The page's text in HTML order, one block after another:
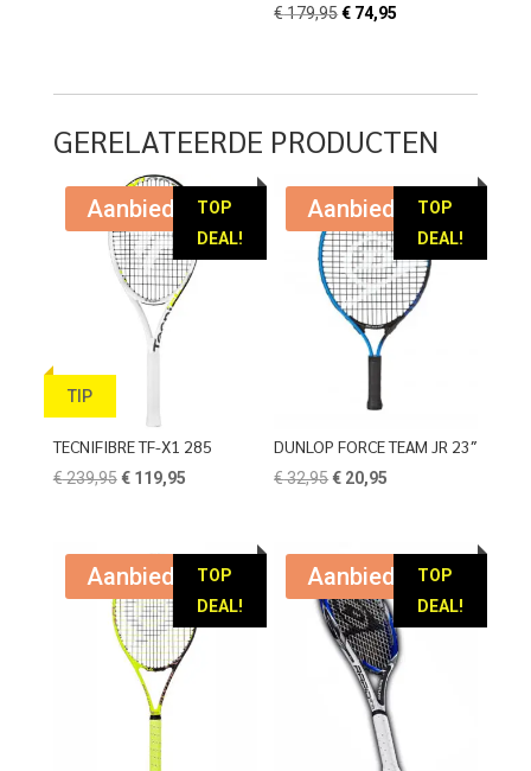
€179,95Oorspronkelijke
€ 74,95
GERELATEERDE PRODUCTEN
TOP
DEAL!
TIP
Aanbieding!
TECNIFIBRE TF-X1 285
€239,95 Oorspronkelijke
€ 239,95.
€119,95Huidige
€ 119,95.
TOP
DEAL!
Aanbieding!
DUNLOP FORCE TEAM JR 23″
€32,95Oorspronkelijke
€ 32,95.
€ 20,95
€ 20,95.
TOP
DEAL!
Aanbieding!
TOP
DEAL!
Aanbieding!